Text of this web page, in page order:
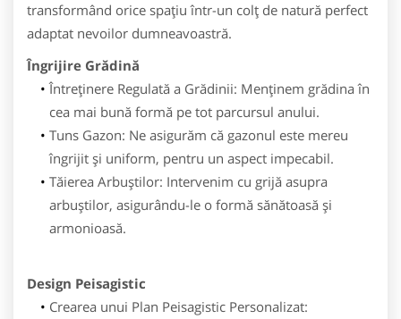
transformând orice spațiu într-un colț de natură perfect
adaptat nevoilor dumneavoastră.
Îngrijire Grădină
Întreținere Regulată a Grădinii: Menținem grădina în
cea mai bună formă pe tot parcursul anului.
Tuns Gazon: Ne asigurăm că gazonul este mereu
îngrijit și uniform, pentru un aspect impecabil.
Tăierea Arbuștilor: Intervenim cu grijă asupra
arbuștilor, asigurându-le o formă sănătoasă și
armonioasă.
Design Peisagistic
Crearea unui Plan Peisagistic Personalizat: